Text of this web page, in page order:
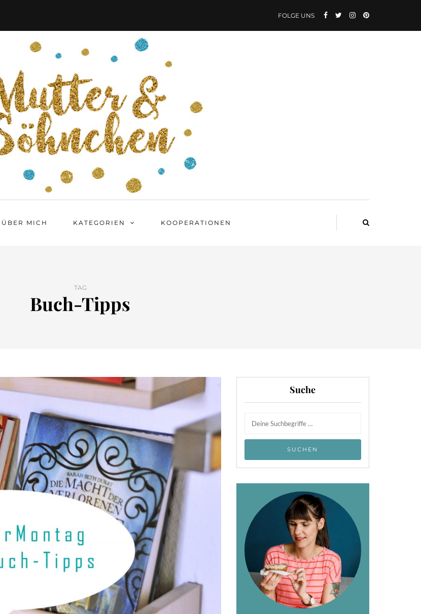
FOLGE UNS
ÜBER MICH KATEGORIEN KOOPERATIONEN
TAG
Buch-Tipps
Suche